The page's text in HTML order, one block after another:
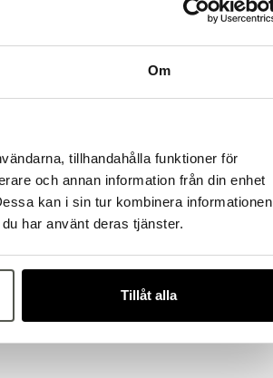
Om
tillhandahålla funktioner för
och annan information från din enhet
kan i sin tur kombinera informationen
har använt deras tjänster.
Tillåt alla
företag